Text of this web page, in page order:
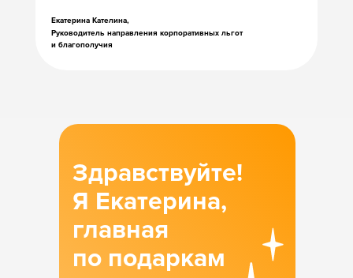
Екатерина Кателина,
Руководитель направления корпоративных льгот
и благополучия
Здравствуйте!
Я Екатерина,
главная
по подаркам